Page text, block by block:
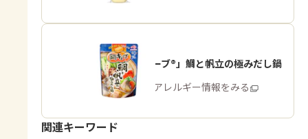
「鍋キューブ®」鯛と帆立の極みだし鍋
商品・アレルギー情報をみる
関連キーワード